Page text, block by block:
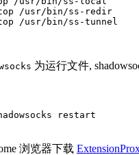
/usr/bin/ss-redir
/usr/bin/ss-tunnel
为运行文件,
restart
浏览器下载